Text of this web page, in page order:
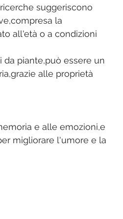
suggeriscono
la
all'età o a condizioni
da piante,può essere un
alle proprietà
e alle emozioni,e
migliorare l'umore e la